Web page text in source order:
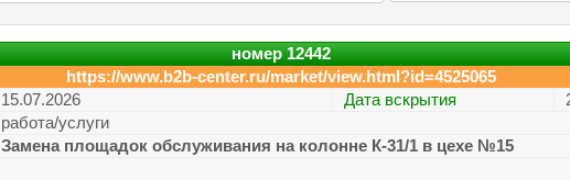
номер12442
https://www.b2b-center.ru/market/view.html?id=4525065
15.07.2026 Дата вскрытия
работа/услуги
Замена площадок обслуживания на колонне К-31/1 в цехе №15